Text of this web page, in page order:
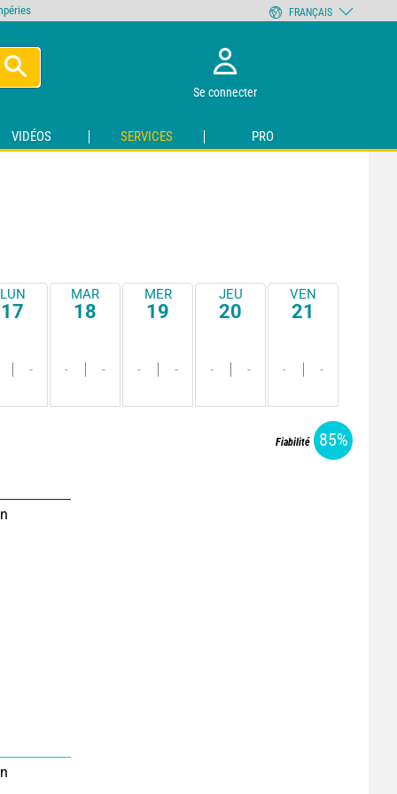
Se connecter
VIDÉOS SERVICES PRO
LUN
17
-
MAR
18
- -
MER
19
- -
JEU
20
- -
VEN
21
- -
Fiabilité 85%
FRANÇAIS